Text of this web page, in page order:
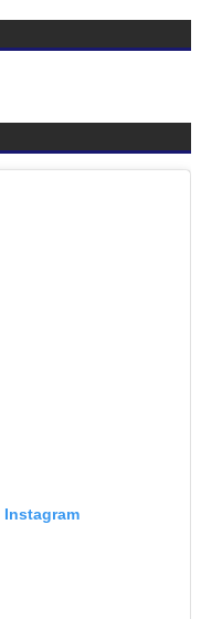
Instagram